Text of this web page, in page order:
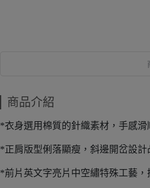
商品介紹
*衣身選用棉質的針織素材，手感
*正肩版型俐落顯瘦，斜邊開岔設
*前片英文字亮片中空繡特殊工藝